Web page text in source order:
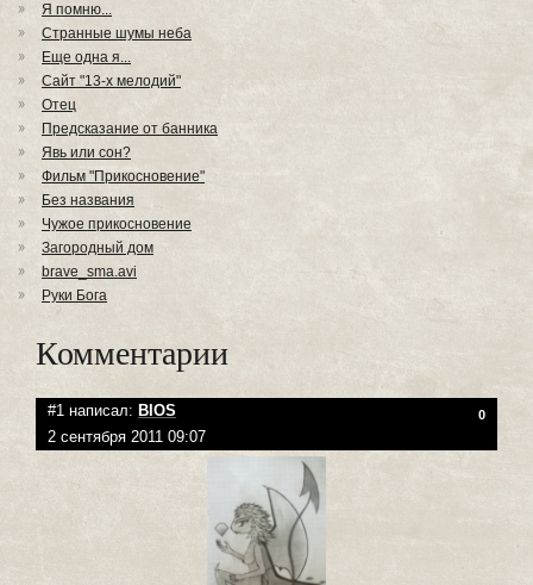
Я помню...
Странные шумы неба
Еще одна я...
Сайт "13-х мелодий"
Отец
Предсказание от банника
Явь или сон?
Фильм "Прикосновение"
Без названия
Чужое прикосновение
Загородный дом
brave_sma.avi
Руки Бога
Комментарии
#1 написал: BIOS 0
2 сентября 2011 09:07